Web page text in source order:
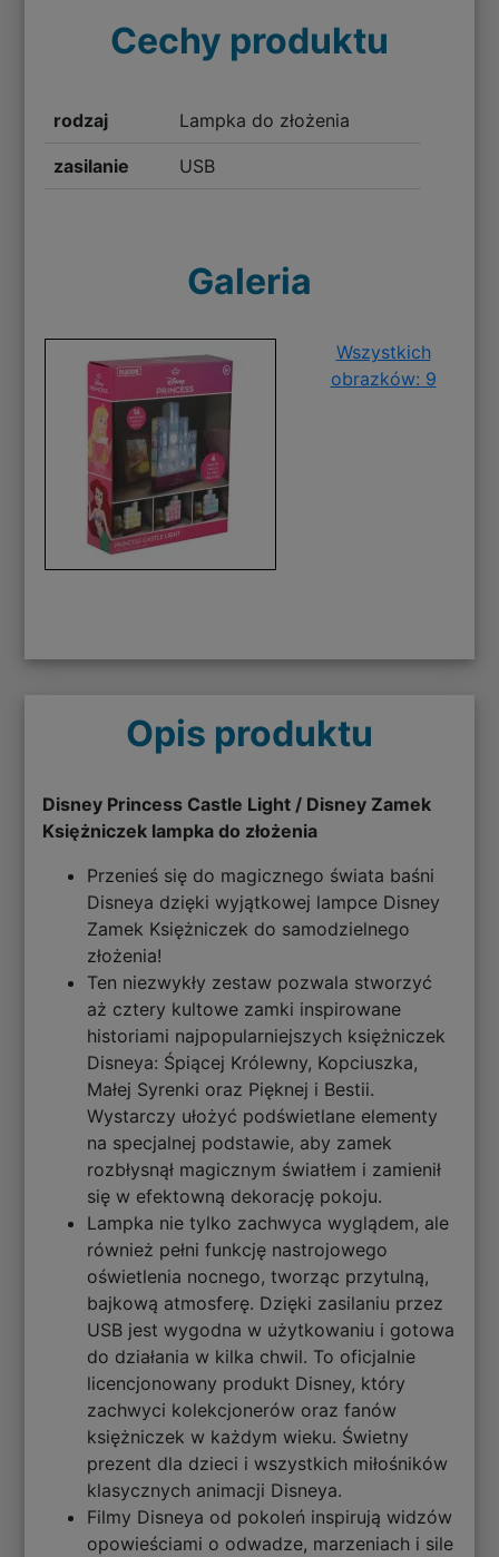
Cechy produktu
rodzaj Lampka do złożenia
zasilanie USB
Galeria
Wszystkich
obrazków: 9
Opis produktu
Disney Princess Castle Light / Disney Zamek
Księżniczek lampka do złożenia
Przenieś się do magicznego świata baśni
Disneya dzięki wyjątkowej lampce Disney
Zamek Księżniczek do samodzielnego
złożenia!
Ten niezwykły zestaw pozwala stworzyć
aż cztery kultowe zamki inspirowane
historiami najpopularniejszych księżniczek
Disneya: Śpiącej Królewny, Kopciuszka,
Małej Syrenki oraz Pięknej i Bestii.
Wystarczy ułożyć podświetlane elementy
na specjalnej podstawie, aby zamek
rozbłysnął magicznym światłem i zamienił
się w efektowną dekorację pokoju.
Lampka nie tylko zachwyca wyglądem, ale
również pełni funkcję nastrojowego
oświetlenia nocnego, tworząc przytulną,
bajkową atmosferę. Dzięki zasilaniu przez
USB jest wygodna w użytkowaniu i gotowa
do działania w kilka chwil. To oficjalnie
licencjonowany produkt Disney, który
zachwyci kolekcjonerów oraz fanów
księżniczek w każdym wieku. Świetny
prezent dla dzieci i wszystkich miłośników
klasycznych animacji Disneya.
Filmy Disneya od pokoleń inspirują widzów
opowieściami o odwadze, marzeniach i sile